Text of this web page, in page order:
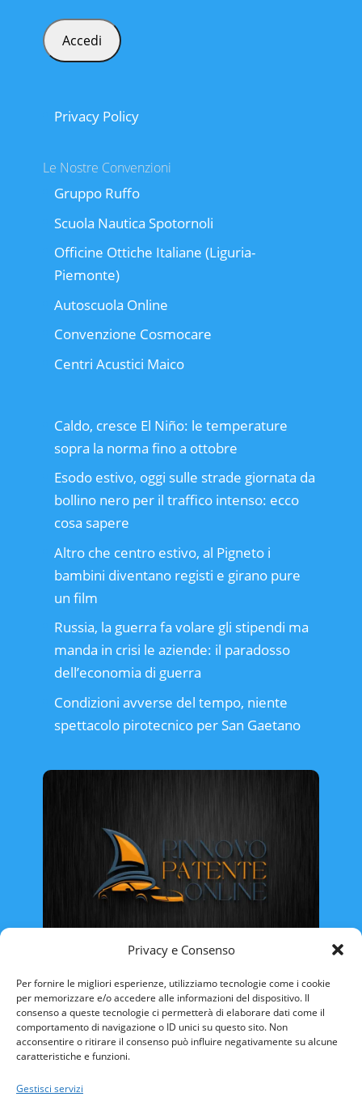
Privacy e Consenso
Per fornire le migliori esperienze, utilizziamo tecnologie come i cookie
per memorizzare e/o accedere alle informazioni del dispositivo. Il
consenso a queste tecnologie ci permetterà di elaborare dati come il
comportamento di navigazione o ID unici su questo sito. Non
acconsentire o ritirare il consenso può influire negativamente su alcune
caratteristiche e funzioni.
Gestisci servizi
Privacy Policy
Le Nostre Convenzioni
Gruppo Ruffo
Scuola Nautica Spotornoli
Officine Ottiche Italiane (Liguria-
Piemonte)
Autoscuola Online
Convenzione Cosmocare
Centri Acustici Maico
Caldo, cresce El Niño: le temperature
sopra la norma fino a ottobre
Esodo estivo, oggi sulle strade giornata da
bollino nero per il traffico intenso: ecco
cosa sapere
Altro che centro estivo, al Pigneto i
bambini diventano registi e girano pure
un film
Russia, la guerra fa volare gli stipendi ma
manda in crisi le aziende: il paradosso
dell’economia di guerra
Condizioni avverse del tempo, niente
spettacolo pirotecnico per San Gaetano